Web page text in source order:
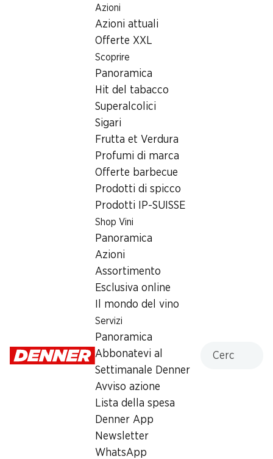
Azioni
Azioni attuali
Offerte XXL
Scoprire
Panoramica
Hit del tabacco
Superalcolici
Sigari
Frutta et Verdura
Profumi di marca
Offerte barbecue
Prodotti di spicco
Prodotti IP-SUISSE
Shop Vini
Panoramica
Azioni
Assortimento
Esclusiva online
Il mondo del vino
Servizi
Panoramica
Abbonatevi al
Settimanale Denner
Avviso azione
Lista della spesa
Denner App
Newsletter
WhatsApp
Ricerca di filiale
Filiale Denner Avenue du Simplon 15, 1890 St-Maurice
1890 St-Maurice
Avenue du Simplon 15, 1890 St-Maurice
Orari di apertura
Mercoledì 07:30 - 18:30
Orari di apertura speciali